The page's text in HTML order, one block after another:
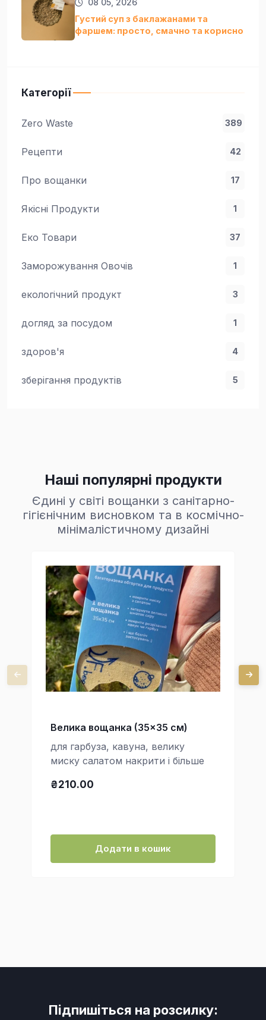
08 05, 2026
Густий суп з баклажанами та
фаршем: просто, смачно та кориснo
Категорії
Zero Waste 389
Рецепти 42
Про вощанки 17
Якісні Продукти 1
Еко Товари 37
Заморожування Овочів 1
екологічний продукт 3
догляд за посудом 1
здоров'я 4
зберігання продуктів 5
Наші популярні продукти
Єдині у світі вощанки з санітарно-
гігієнічним висновком та в космічно-
мінімалістичному дизайні
Велика вощанка (35x35 см)
для гарбуза, кавуна, велику
миску салатом накрити і більше
₴210.00
Додати в кошик
Підпишіться на розсилку: